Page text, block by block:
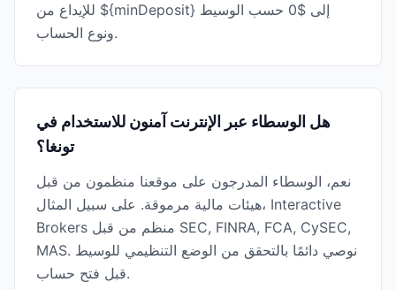
للإيداع من ${minDeposit} إلى $0 حسب الوسيط
ونوع الحساب.
هل الوسطاء عبر الإنترنت آمنون للاستخدام في
تونغا؟
نعم، الوسطاء المدرجون على موقعنا منظمون من قبل
هيئات مالية مرموقة. على سبيل المثال، Interactive
Brokers منظم من قبل SEC, FINRA, FCA, CySEC,
MAS. نوصي دائمًا بالتحقق من الوضع التنظيمي للوسيط
قبل فتح حساب.